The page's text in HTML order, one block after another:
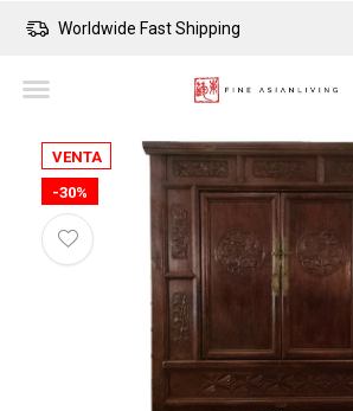
Worldwide Fast Shipping
VENTA
-30%